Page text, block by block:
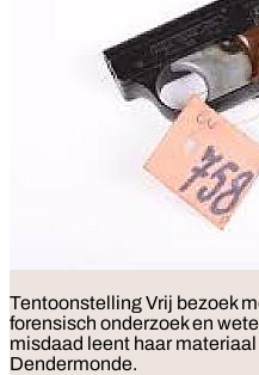
TentoonstellingVrij bezoek
forensisch onderzoek en
misdaad leent haar
Dendermonde.